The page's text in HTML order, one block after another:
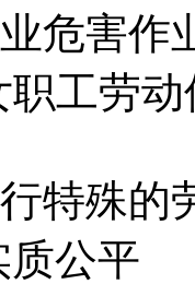
危害作
职工劳
特殊的
质公平